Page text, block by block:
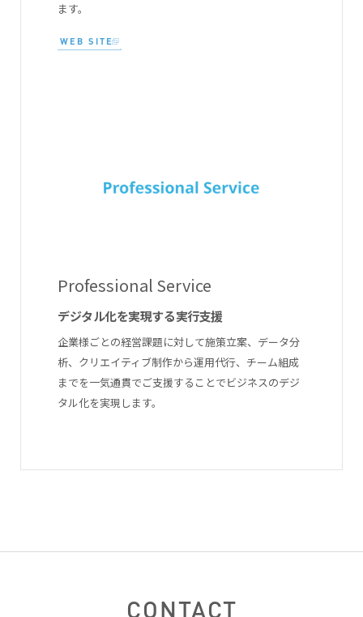
ます。
WEB SITE
Professional Service
デジタル化を実現する実行支援
企業様ごとの経営課題に対して施策立案、データ分
析、クリエイティブ制作から運用代行、チーム組成
までを一気通貫でご支援することでビジネスのデジ
タル化を実現します。
CONTACT